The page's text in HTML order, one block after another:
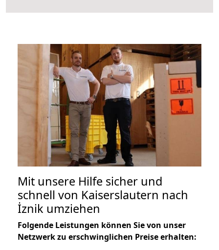
Mit unsere Hilfe sicher und
schnell von Kaiserslautern nach
İznik umziehen
Folgende Leistungen können Sie von unser
Netzwerk zu erschwinglichen Preise erhalten: